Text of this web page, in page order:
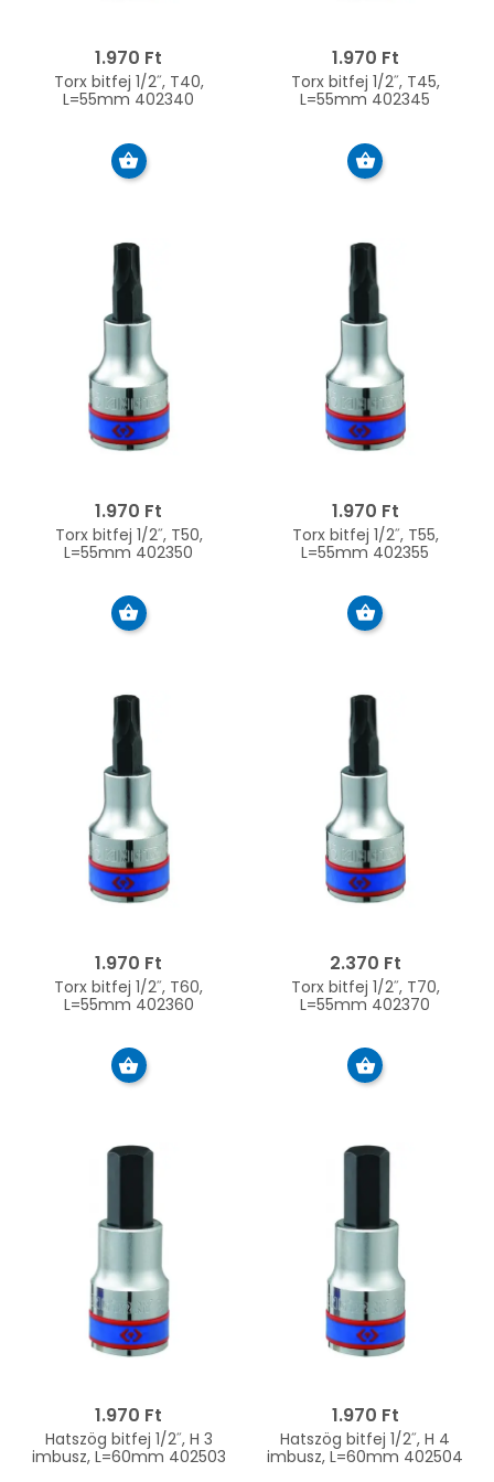
1.970 Ft
Torx bitfej 1/2˝, T40,
L=55mm 402340
1.970 Ft
Torx bitfej 1/2˝, T45,
L=55mm 402345
1.970 Ft
Torx bitfej 1/2˝, T50,
L=55mm 402350
1.970 Ft
Torx bitfej 1/2˝, T55,
L=55mm 402355
1.970 Ft
Torx bitfej 1/2˝, T60,
L=55mm 402360
2.370 Ft
Torx bitfej 1/2˝, T70,
L=55mm 402370
1.970 Ft
Hatszög bitfej 1/2˝, H 3
imbusz, L=60mm 402503
1.970 Ft
Hatszög bitfej 1/2˝, H 4
imbusz, L=60mm 402504